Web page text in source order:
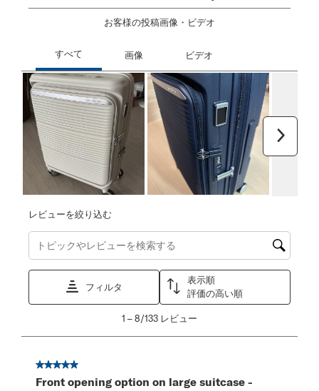
お客様の投稿画像・ビデオ
レビューを絞り込む
トピックやレビュー検索地域を検索する
フィルタ
表示順
評価の高い順
8/133
1 –8/133 レビュー
星5／5個です。
Front opening option on large suitcase -